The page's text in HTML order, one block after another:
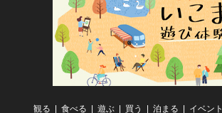
観る 食べる 遊ぶ 買う 泊まる イベント